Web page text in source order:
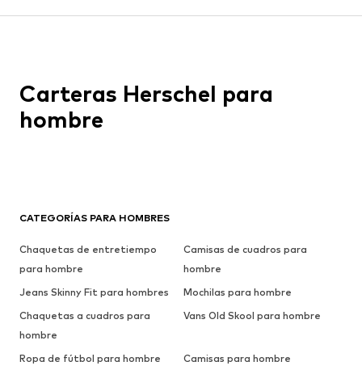
CATEGORÍAS PARA HOMBRES
Chaquetas de entretiempo
para hombre
Camisas de cuadros para
hombre
Jeans Skinny Fit para hombres
Mochilas para hombre
Chaquetas a cuadros para
hombre
Vans Old Skool para hombre
Ropa de fútbol para hombre Camisas para hombre
Carteras Herschel para
hombre